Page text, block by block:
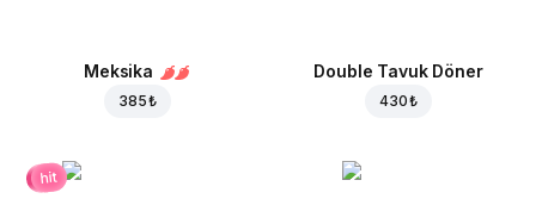
Meksika
385 ₺
Double Tavuk Döner
430 ₺
hit